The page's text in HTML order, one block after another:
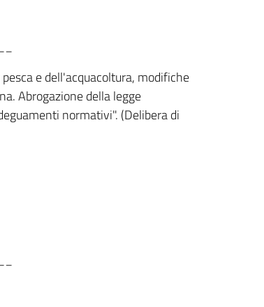
e dell'acquacoltura, modifiche
Abrogazione della legge
normativi". (Delibera di